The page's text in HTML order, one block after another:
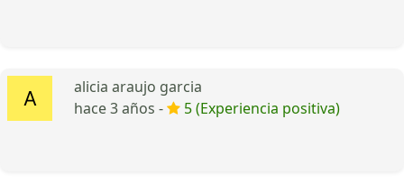
alicia araujo garcia
hace 3 años -
5 (Experiencia positiva)